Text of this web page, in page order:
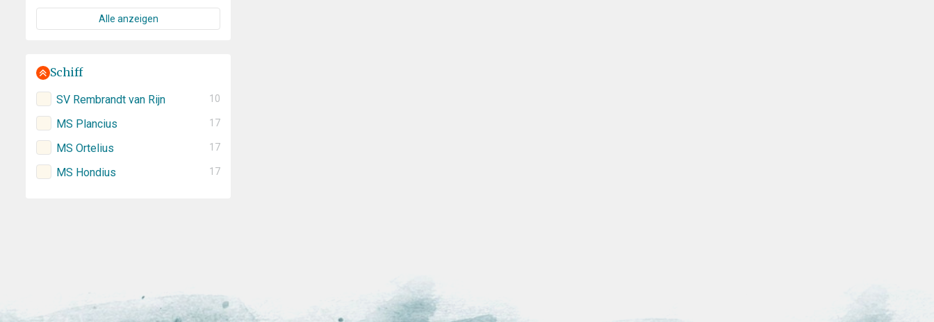
Alle anzeigen
Schiff
SV Rembrandt van Rijn 10
MS Plancius 17
MS Ortelius 17
MS Hondius 17